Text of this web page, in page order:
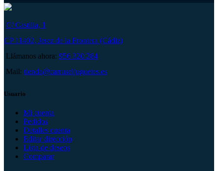
C/ Castilla, 1
CP 11402, Jerez de la Frontera (Cádiz)
Llámanos ahora: 956 320 284
Mail: tienda@carruseljuguetes.es
Usuario
Mi cuenta
Pedidos
Detalles cuenta
Editar dirección
Lista de deseos
Comparar